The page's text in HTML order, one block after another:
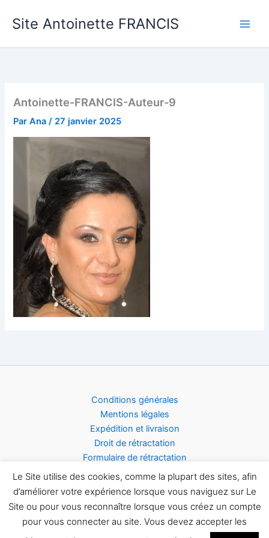
Site Antoinette FRANCIS
Antoinette-FRANCIS-Auteur-9
ParAna/ 27 janvier 2025
Conditions générales
Mentions légales
Expédition et livraison
Droit de rétractation
Formulaire de rétractation
Acceptation des cookies
Le Site utilise des cookies, comme la plupart des sites, afin
d’améliorer votre expérience lorsque vous naviguez sur Le
Site ou pour vous reconnaître lorsque vous créez un compte
pour vous connecter au site. Vous devez accepter les